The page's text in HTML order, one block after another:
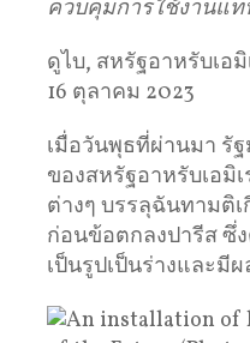
ควบคุมการใช้งานแท
ดูไบ, สหรัฐอาหรับเอ
16 ตุลาคม 2023
เมื่อวันพุธที่ผ่านมา รั
ของสหรัฐอาหรับเอมิ
ต่างๆ บรรลุฉันทามติ
ก่อนข้อตกลงปารีส ซึ่
เป็นรูปเป็นร่างและมี